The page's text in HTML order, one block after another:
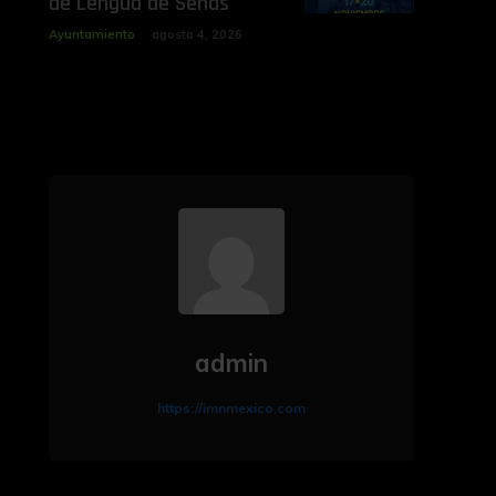
Ayuntamiento agosto 4, 2026
admin
https://imnmexico.com